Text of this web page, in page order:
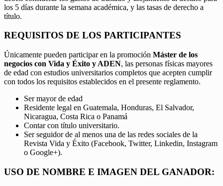
los 5 días durante la semana académica, y las tasas de derecho a
título.
REQUISITOS DE LOS PARTICIPANTES
Únicamente pueden participar en la promoción Máster de los
negocios con Vida y Éxito y ADEN, las personas físicas mayores
de edad con estudios universitarios completos que acepten cumplir
con todos los requisitos establecidos en el presente reglamento.
Ser mayor de edad
Residente legal en Guatemala, Honduras, El Salvador,
Nicaragua, Costa Rica o Panamá
Contar con título universitario.
Ser seguidor de al menos una de las redes sociales de la
Revista Vida y Éxito (Facebook, Twitter, Linkedin, Instagram
o Google+).
USO DE NOMBRE E IMAGEN DEL GANADOR: